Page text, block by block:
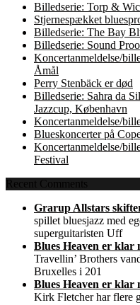
Billedserie: Torp &
Stjernespækket
Billedserie: The Bay
Billedserie: Sound
Koncertanmeldelse/
Åmål
Perry Stenbäck er død
Billedserie: Sahra da
Jazzcup, København
Koncertanmeldelse/
Blueskoncerter på
Koncertanmeldelse/
Festival
Recent Comments
Grarup Allstars
spillet bluesjazz med
superguitaristen Uff
Blues Heaven er klar
Travellin’ Brothers
Bruxelles i 201
Blues Heaven er klar
Kirk Fletcher har flere